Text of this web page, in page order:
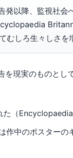
発以降、監視社
むしろ生々しさを
を現実のものとし
た（
作中のポスター